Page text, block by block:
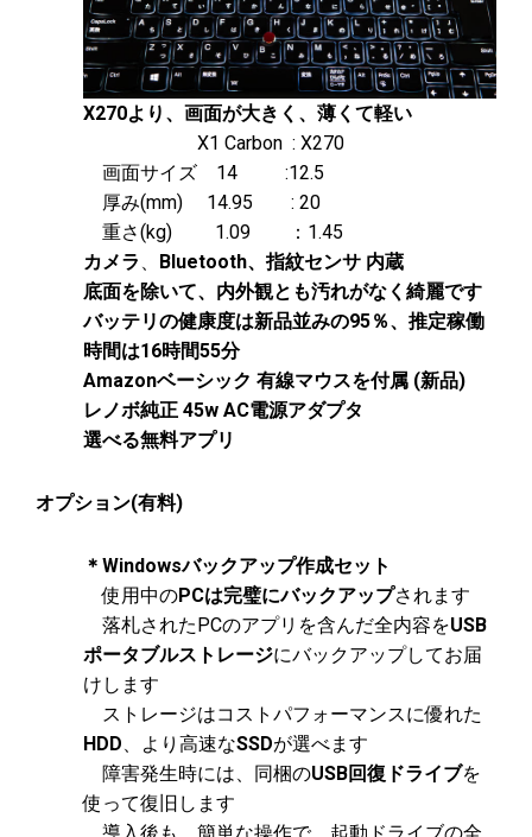
X270より、画面が大きく、薄くて軽い
X1 Carbon : X270
画面サイズ 14 :12.5
厚み(mm) 14.95 : 20
重さ(kg) 1.09 ：1.45
カメラ 、
Bluetooth、指紋センサ 内蔵
底面を除いて、内外観とも汚れがなく綺麗です
バッテリの健康度は新品並みの95％、推定稼働
時間は16時間55分
Amazonベーシック 有線マウスを付属 (新品)
レノボ純正 45w AC電源アダプタ
選べる無料アプリ
オプション(有料)
＊Windowsバックアップ作成セット
使用中のPCは完璧にバックアップされます
落札されたPCのアプリを含んだ全内容をUSB
ポータブルストレージにバックアップしてお届
けします
ストレージはコストパフォーマンスに優れた
HDD、より高速なSSDが選べます
障害発生時には、同梱のUSB回復ドライブを
使って復旧します